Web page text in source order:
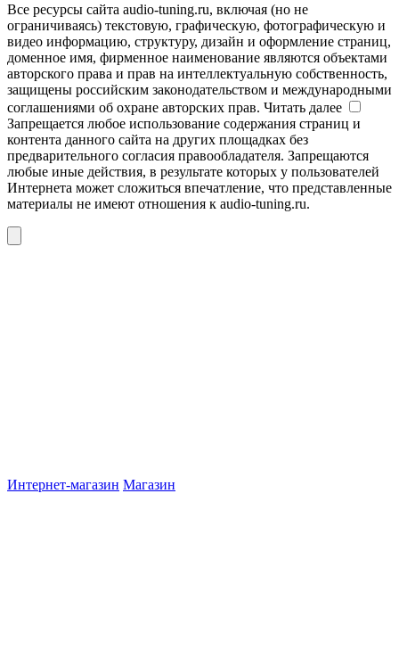
Все ресурсы сайта audio-tuning.ru, включая (но не
ограничиваясь) текстовую, графическую, фотографическую и
видео информацию, структуру, дизайн и оформление страниц,
доменное имя, фирменное наименование являются объектами
авторского права и прав на интеллектуальную собственность,
защищены российским законодательством и международными
соглашениями об охране авторских прав. Читать далее
Запрещается любое использование содержания страниц и
контента данного сайта на других площадках без
предварительного согласия правообладателя. Запрещаются
любые иные действия, в результате которых у пользователей
Интернета может сложиться впечатление, что представленные
материалы не имеют отношения к audio-tuning.ru.
Интернет-магазин Магазин